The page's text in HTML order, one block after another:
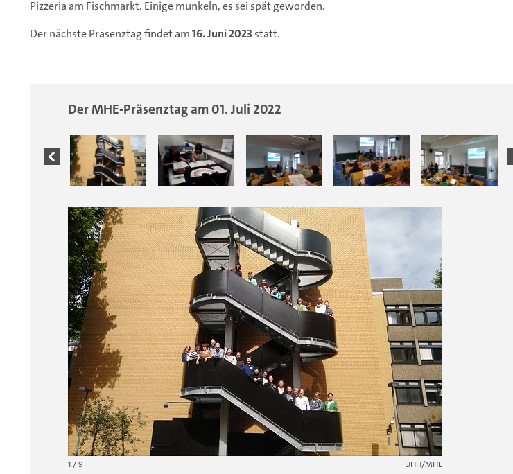
Pizzeria am Fischmarkt. Einige munkeln, es sei spät geworden.
Der nächste Präsenztag findet am16. Juni 2023 statt.
Der MHE-Präsenztag am 01. Juli 2022
1 / 9 UHH/MHE